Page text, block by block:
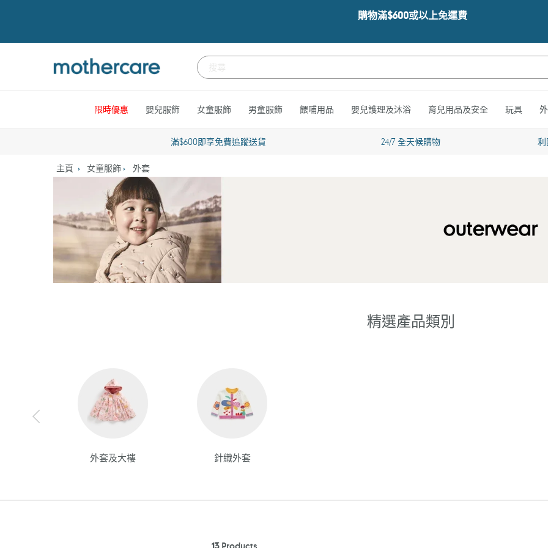
容
購物滿$600或以上免運費
限時優惠 嬰兒服飾 女童服飾 男童服飾 餵哺用品 嬰兒護理及沐浴 育兒用品及安全 玩具
滿$600即享免費追蹤送貨 24/7 全天候購物
主頁 女童服飾 外套
精選產品類別
外套及大褸 針織外套